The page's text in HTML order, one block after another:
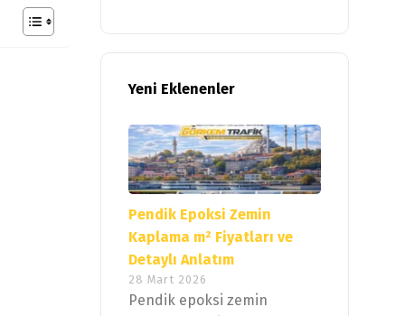
Yeni Eklenenler
Pendik Epoksi Zemin
Kaplama m² Fiyatları ve
Detaylı Anlatım
28 Mart 2026
Pendik epoksi zemin